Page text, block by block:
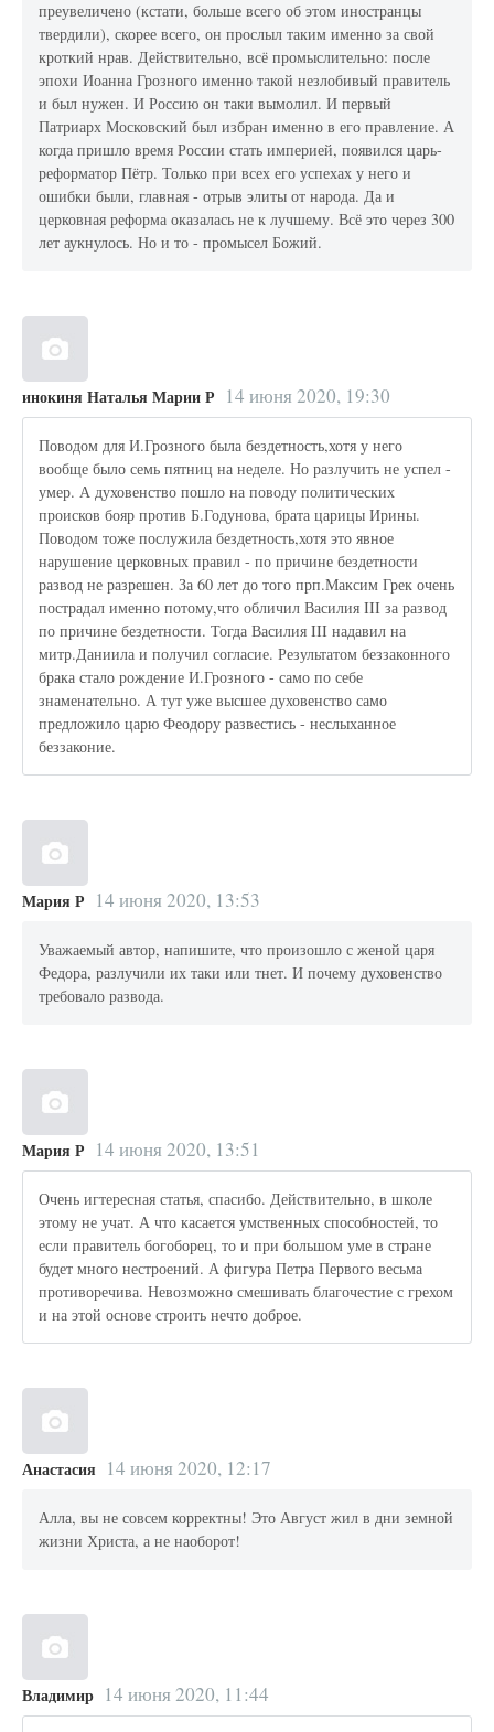
преувеличено (кстати, больше всего об этом иностранцы
твердили), скорее всего, он прослыл таким именно за свой
кроткий нрав. Действительно, всё промыслительно: после
эпохи Иоанна Грозного именно такой незлобивый правитель
и был нужен. И Россию он таки вымолил. И первый
Патриарх Московский был избран именно в его правление. А
когда пришло время России стать империей, появился царь-
реформатор Пётр. Только при всех его успехах у него и
ошибки были, главная - отрыв элиты от народа. Да и
церковная реформа оказалась не к лучшему. Всё это через 300
лет аукнулось. Но и то - промысел Божий.
инокиня Наталья Марии Р 14 июня 2020, 19:30
Поводом для И.Грозного была бездетность,хотя у него
вообще было семь пятниц на неделе. Но разлучить не успел -
умер. А духовенство пошло на поводу политических
происков бояр против Б.Годунова, брата царицы Ирины.
Поводом тоже послужила бездетность,хотя это явное
нарушение церковных правил - по причине бездетности
развод не разрешен. За 60 лет до того прп.Максим Грек очень
пострадал именно потому,что обличил Василия III за развод
по причине бездетности. Тогда Василия III надавил на
митр.Даниила и получил согласие. Результатом беззаконного
брака стало рождение И.Грозного - само по себе
знаменательно. А тут уже высшее духовенство само
предложило царю Феодору развестись - неслыханное
беззаконие.
Мария Р 14 июня 2020, 13:53
Уважаемый автор, напишите, что произошло с женой царя
Федора, разлучили их таки или тнет. И почему духовенство
требовало развода.
Мария Р 14 июня 2020, 13:51
Очень игтересная статья, спасибо. Действительно, в школе
этому не учат. А что касается умственных способностей, то
если правитель богоборец, то и при большом уме в стране
будет много нестроений. А фигура Петра Первого весьма
противоречива. Невозможно смешивать благочестие с грехом
и на этой основе строить нечто доброе.
Анастасия 14 июня 2020, 12:17
Алла, вы не совсем корректны! Это Август жил в дни земной
жизни Христа, а не наоборот!
Владимир 14 июня 2020, 11:44